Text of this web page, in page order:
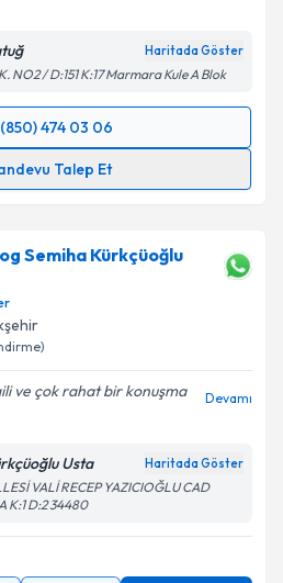
Haritada Göster
NO2 / D:151 K:17 Marmara Kule A Blok
474 03 06
Talep Et
Talebi
e-posta ile
kabul ediyorum.
Talebini Gönder
Semiha Kürkçüoğlu
ve çok rahat bir konuşma
Devamı
Usta Haritada Göster
VALİ RECEP YAZICIOĞLU CAD
K:1 D:2 34480